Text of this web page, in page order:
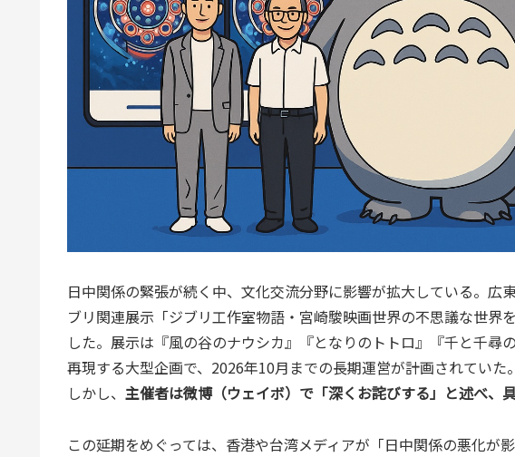
日中関係の緊張が続く中、文化交流分野に影響が拡大している。広
ブリ関連展示「ジブリ工作室物語・宮崎駿映画世界の不思議な世界
した。展示は『風の谷のナウシカ』『となりのトトロ』『千と千尋
再現する大型企画で、2026年10月までの長期運営が計画されていた。
しかし、 主催者は微博（ウェイボ）で「深くお詫びする」と述べ、
この延期をめぐっては、香港や台湾メディアが「日中関係の悪化が